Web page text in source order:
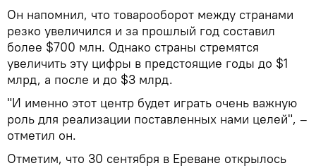
Он напомнил, что товарооборот между странами
резко увеличился и за прошлый год составил
более $700 млн. Однако страны стремятся
увеличить эту цифры в предстоящие годы до $1
млрд, а после и до $3 млрд.
"И именно этот центр будет играть очень важную
роль для реализации поставленных нами целей", –
отметил он.
Отметим, что 30 сентября в Ереване открылось